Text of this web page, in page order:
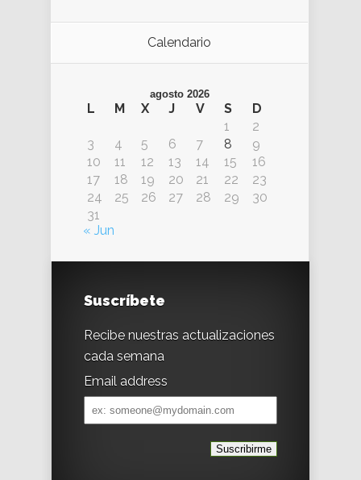
Calendario
agosto 2026
L M X J V S
D
1
2
3
4 5 6 7 8
9
10
11 12 13 14 15
16
17
18 19 20 21 22
23
24
25 26 27 28 29
30
31
« Jun
Suscríbete
Recibe nuestras actualizaciones
cada semana
Email address
Email
address